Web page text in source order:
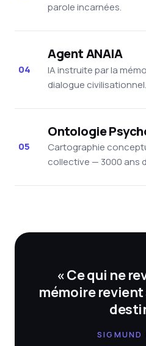
parole incarnées.
04
Agent ANAIA
IA instruite par la
dialogue civilisationnel.
05
Ontologie
Cartographie
collective — 3000 ans
« Ce qui ne
mémoire
SIGMUND